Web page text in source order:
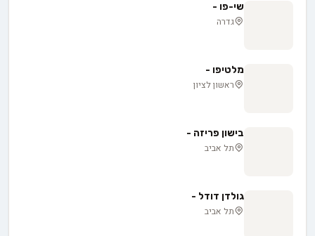
שי-פו -
גדרה
מלטיפו -
ראשון לציון
בישון פריזה -
תל אביב
גולדן דודל -
תל אביב